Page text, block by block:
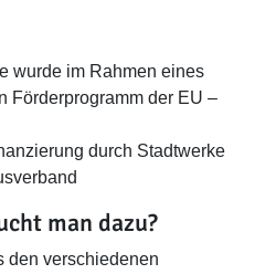
wurde im Rahmen eines
Förderprogramm der EU –
durch Stadtwerke
man dazu?
den verschiedenen